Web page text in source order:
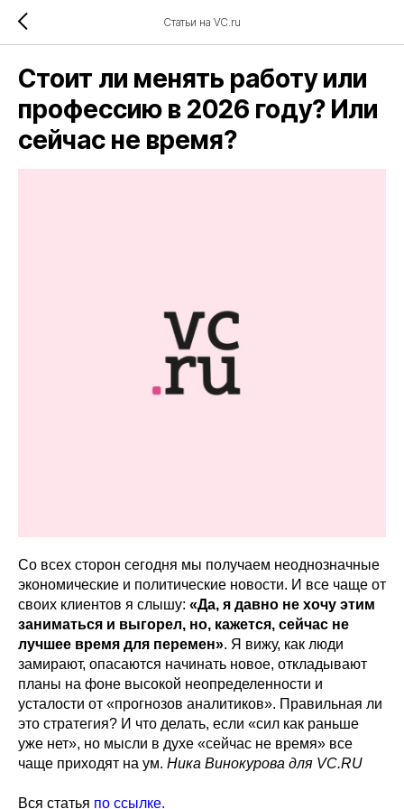
Статьи на VC.ru
Стоит ли менять работу или
профессию в 2026 году? Или
сейчас не время?
Со всех сторон сегодня мы получаем неоднозначные
экономические и политические новости. И все чаще от
своих клиентов я слышу: «Да, я давно не хочу этим
заниматься и выгорел, но, кажется, сейчас не
лучшее время для перемен». Я вижу, как люди
замирают, опасаются начинать новое, откладывают
планы на фоне высокой неопределенности и
усталости от «прогнозов аналитиков». Правильная ли
это стратегия? И что делать, если «сил как раньше
уже нет», но мысли в духе «сейчас не время» все
чаще приходят на ум. Ника Винокурова для VC.RU
Вся статья по ссылке.